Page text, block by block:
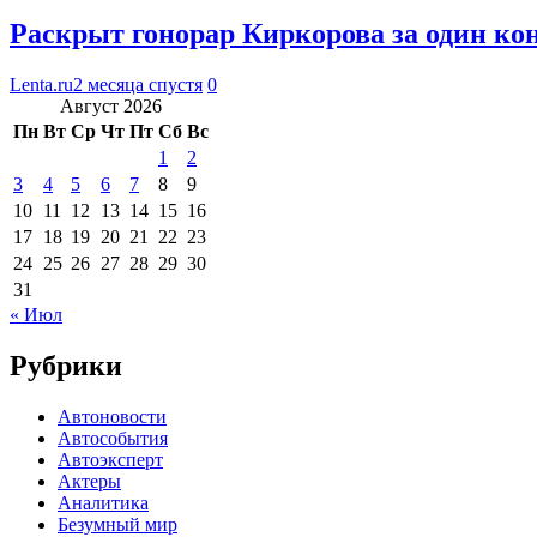
Раскрыт гонорар Киркорова за один
Lenta.ru2 месяца спустя 0
Август 2026
Пн Вт Ср Чт Пт Сб Вс
1
2
3
4 5 6 7 8
9
10 11 12 13 14 15 16
17 18 19 20 21 22 23
24 25 26 27 28 29 30
31
« Июл
Рубрики
Автоновости
Автособытия
Автоэксперт
Актеры
Аналитика
Безумный мир